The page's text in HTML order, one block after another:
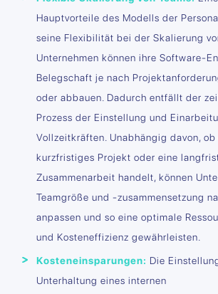
Hauptvorteile des Modells der
seine Flexibilität bei der Skalierung
Unternehmen können ihre Software-
Belegschaft je nach
oder abbauen. Dadurch entfällt der
Prozess der Einstellung und
Vollzeitkräften. Unabhängig davon,
kurzfristiges Projekt oder eine
Zusammenarbeit handelt, können
Teamgröße und -zusammensetzung
anpassen und so eine optimale
und Kosteneffizienz gewährleisten.
Kosteneinsparungen: Die
Unterhaltung eines internen